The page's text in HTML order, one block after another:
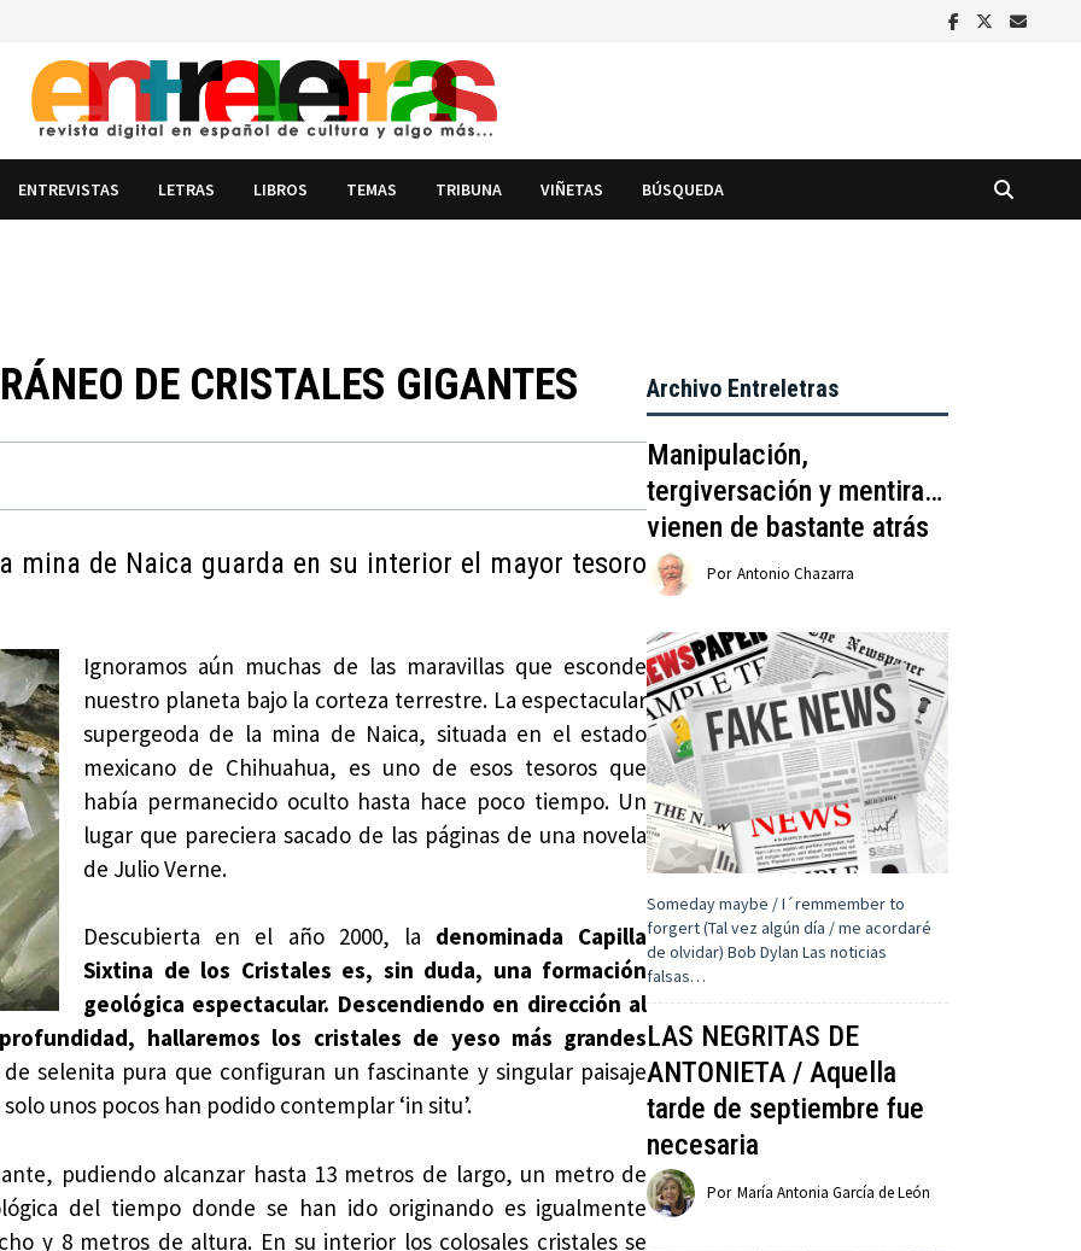
ENTREVISTAS LETRAS LIBROS TEMAS TRIBUNA VIÑETAS BÚSQUEDA
DE CRISTALES GIGANTES
mina de Naica guarda en su interior el mayor tesoro
Ignoramos aún muchas de las maravillas que esconde
nuestro planeta bajo la corteza terrestre. La espectacular
supergeoda de la mina de Naica, situada en el estado
mexicano de Chihuahua, es uno de esos tesoros que
había permanecido oculto hasta hace poco tiempo. Un
lugar que pareciera sacado de las páginas de una novela
de Julio Verne.
Descubierta en el año 2000, la denominada Capilla
Sixtina de los Cristales es, sin duda, una formación
geológica espectacular. Descendiendo en dirección al
hallaremos los cristales de yeso más grandes
selenita pura que configuran un fascinante y singular paisaje
unos pocos han podido contemplar ‘in situ’.
pudiendo alcanzar hasta 13 metros de largo, un metro de
del tiempo donde se han ido originando es igualmente
y 8 metros de altura. En su interior los colosales cristales se
Archivo Entreletras
Manipulación,
tergiversación y mentira…
vienen de bastante atrás
Por Antonio Chazarra
Someday maybe / I´remmember to
forgert (Tal vez algún día / me acordaré
de olvidar) Bob Dylan Las noticias
falsas…
LAS NEGRITAS DE
ANTONIETA / Aquella
tarde de septiembre fue
necesaria
Por María Antonia García de León